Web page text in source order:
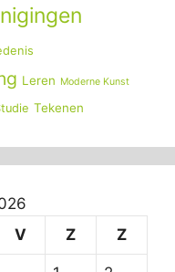
Leren Moderne Kunst
Tekenen
V Z Z